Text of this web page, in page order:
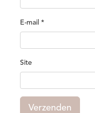
E-mail *
Site
Verzenden